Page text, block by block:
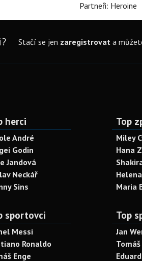
Partneři: Heroine
Stačí se jen zaregistrovata
herci
André
Godin
Jandová
Neckář
Sins
Top
Miley
Hana
Maria
sportovci
Messi
Ronaldo
Enge
Top
Jan